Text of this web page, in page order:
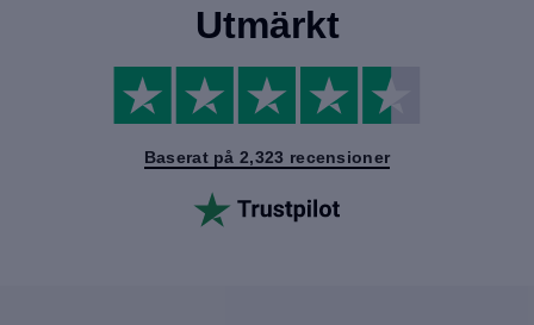
Utmärkt
Baserat på 2,323 recensioner